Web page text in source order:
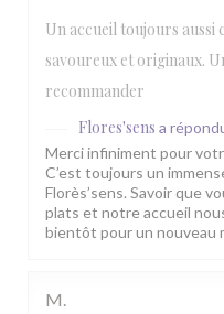
Un accueil toujours aussi
savoureux et originaux.
recommander
Flores'sens a
Merci infiniment pour
C’est toujours un
Florès’sens. Savoir que
plats et notre accueil
bientôt pour un nouveau
M